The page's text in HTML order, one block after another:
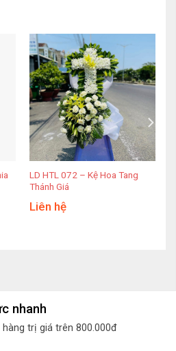
LD HTL 072 – Kệ Hoa Tang
Thánh Giá
Liên hệ
nhanh
hàng trị giá trên 800.000đ